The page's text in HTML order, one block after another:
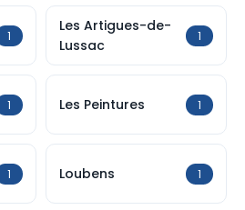
1
Les Artigues-de-
Lussac
1
1 Les Peintures 1
1 Loubens 1